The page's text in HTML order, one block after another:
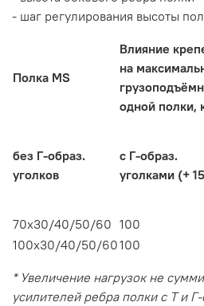
- шаг регулирования высоты
Полка MS
Влияние
на
одной полки,
без Г-образ.
уголков
с Г-образ.
уголками (+
70х30/40/50/60 100
100х30/40/50/60100
* Увеличение нагрузок не
усилителей ребра полки с Т и